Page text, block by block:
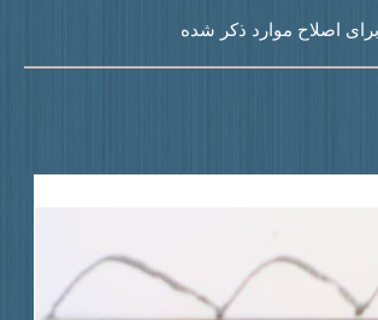
اصلاح موارد ذکر شده